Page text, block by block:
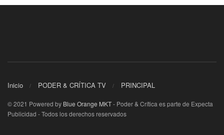
Inicio PODER & CRÍTICA TV PRINCIPAL
© 2021 Powered by Blue Orange MKT- Poder & Crítica es parte de Expecta
Publicidad - Todos los derechos reservados